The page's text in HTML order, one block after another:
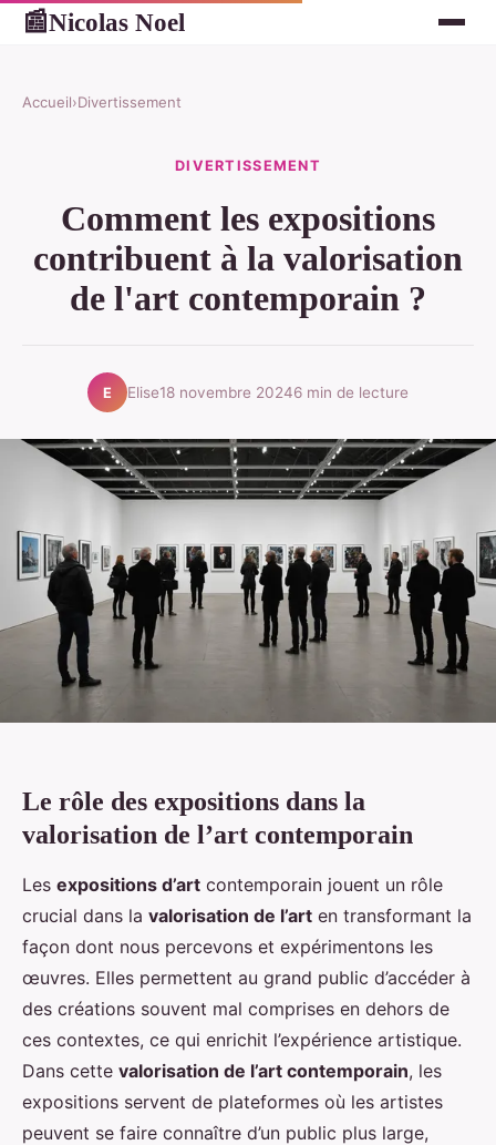
📰Nicolas Noel
Accueil›Divertissement
DIVERTISSEMENT
Comment les expositions
contribuent à la valorisation
de l'art contemporain ?
E Elise18 novembre 20246 min de lecture
Le rôle des expositions dans la
valorisation de l’art contemporain
Les expositions d’art contemporain jouent un rôle
crucial dans la valorisation de l’art en transformant la
façon dont nous percevons et expérimentons les
œuvres. Elles permettent au grand public d’accéder à
des créations souvent mal comprises en dehors de
ces contextes, ce qui enrichit l’expérience artistique.
Dans cette valorisation de l’art contemporain, les
expositions servent de plateformes où les artistes
peuvent se faire connaître d’un public plus large,